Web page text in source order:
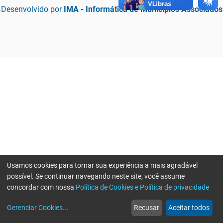
Desenvolvido por IMA - Informática de Municípios Associados
web
Notícias
more_horiz
Mais
Usamos cookies para tornar sua experiência a mais agradável
possível. Se continuar navegando neste site, você assume
concordar com nossa Política de Cookies e Política de privacidade
Gerenciar Cookies... Recusar Aceitar todos
Erro ao enviar informações, por favor tente novamente